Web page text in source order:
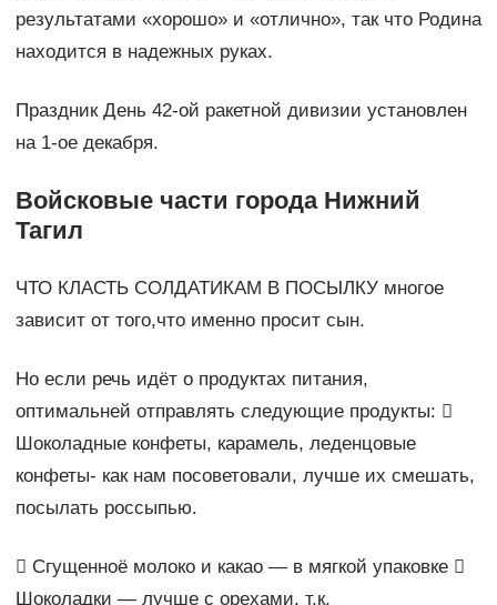
результатами «хорошо» и «отлично», так что Родина
находится в надежных руках.
Праздник День 42-ой ракетной дивизии установлен
на 1-ое декабря.
Войсковые части города Нижний
Тагил
ЧТО КЛАСТЬ СОЛДАТИКАМ В ПОСЫЛКУ многое
зависит от того,что именно просит сын.
Но если речь идёт о продуктах питания,
оптимальней отправлять следующие продукты: 
Шоколадные конфеты, карамель, леденцовые
конфеты- как нам посоветовали, лучше их смешать,
посылать россыпью.
 Сгущенноё молоко и какао — в мягкой упаковке 
Шоколадки — лучше с орехами, т.к.